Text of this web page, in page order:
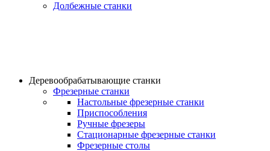
Долбежные станки
Деревообрабатывающие станки
Фрезерные станки
Настольные фрезерные станки
Приспособления
Ручные фрезеры
Стационарные фрезерные станки
Фрезерные столы